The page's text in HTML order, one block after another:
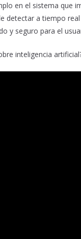
en el sistema que
detectar a tiempo
y seguro para el
inteligencia